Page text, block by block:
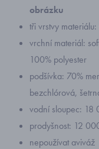
obrázku
tři vrstvy
vrchní materiál:
100% polyester
podšívka: 70%
bezchlórová,
vodní sloupec: 18
prodyšnost: 12
nepoužívat aviváž